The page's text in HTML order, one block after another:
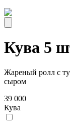
Кува 5
Жареный ролл с
сыром
39 000
Кува